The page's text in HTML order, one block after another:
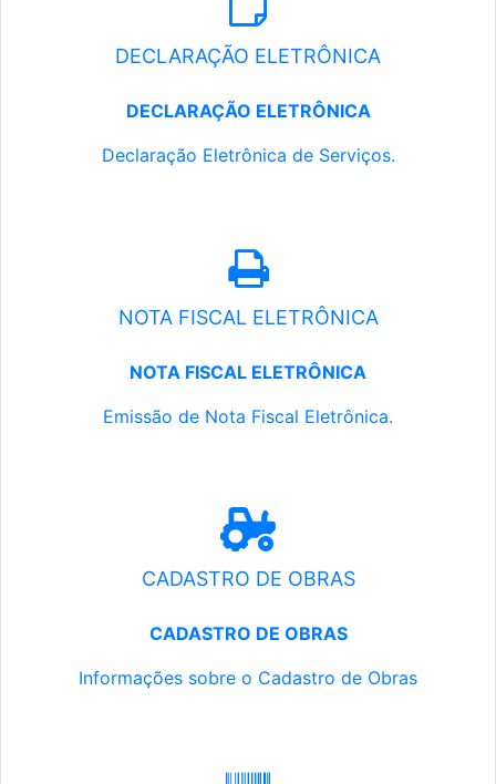
DECLARAÇÃO ELETRÔNICA
DECLARAÇÃO ELETRÔNICA
Declaração Eletrônica de Serviços.
NOTA FISCAL ELETRÔNICA
NOTA FISCAL ELETRÔNICA
Emissão de Nota Fiscal Eletrônica.
CADASTRO DE OBRAS
CADASTRO DE OBRAS
Informações sobre o Cadastro de Obras